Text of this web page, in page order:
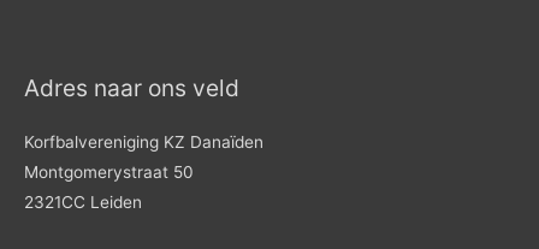
Adres naar ons veld
Korfbalvereniging KZ Danaïden
Montgomerystraat 50
2321CC Leiden